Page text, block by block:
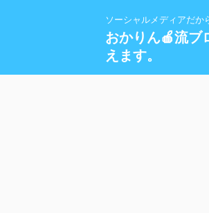
ソーシャルメディアだか
おかりん🍎流ブ
えます。